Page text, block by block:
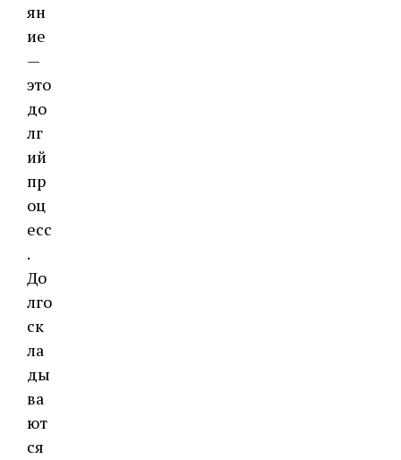
ян
ие
—
это
до
лг
ий
пр
оц
есс
.
До
лго
ск
ла
ды
ва
ют
ся